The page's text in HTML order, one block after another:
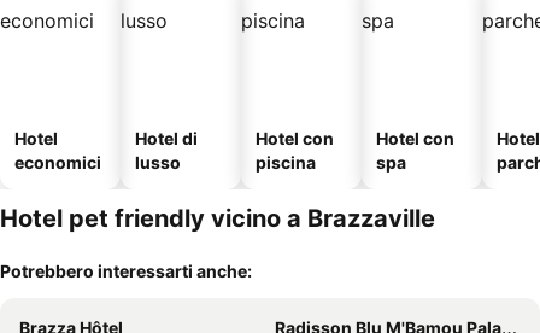
Hotel
economici
Hotel di
lusso
Hotel con
piscina
Hotel con
spa
Hotel pet friendly vicino a Brazzaville
Potrebbero interessarti anche:
Brazza Hôtel
Radisson Blu M'Bamou Palace Hotel, Brazzaville